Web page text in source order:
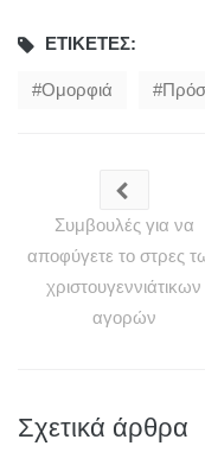
ΕΤΙΚΈΤΕΣ:
Ομορφιά
Συμβουλές για να
αποφύγετε το στρες
χριστουγεννιάτικων
αγορών
Σχετικά άρθρα